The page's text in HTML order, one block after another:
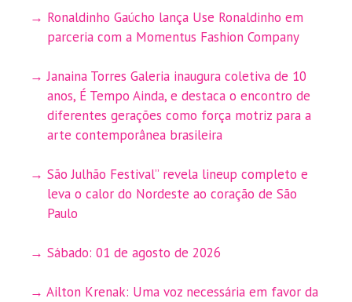
Ronaldinho Gaúcho lança Use Ronaldinho em
parceria com a Momentus Fashion Company
Janaina Torres Galeria inaugura coletiva de 10
anos, É Tempo Ainda, e destaca o encontro de
diferentes gerações como força motriz para a
arte contemporânea brasileira
São Julhão Festival” revela lineup completo e
leva o calor do Nordeste ao coração de São
Paulo
Sábado: 01 de agosto de 2026
Ailton Krenak: Uma voz necessária em favor da